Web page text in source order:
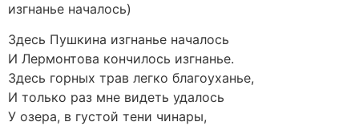
изгнанье началось)
Здесь Пушкина изгнанье началось
И Лермонтова кончилось изгнанье.
Здесь горных трав легко благоуханье,
И только раз мне видеть удалось
У озера, в густой тени чинары,